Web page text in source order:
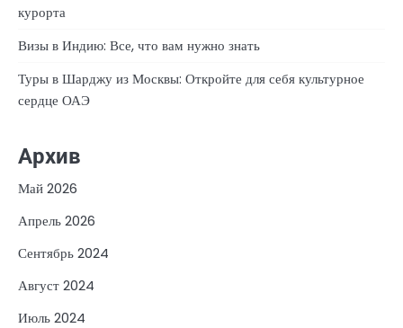
курорта
Визы в Индию: Все, что вам нужно знать
Туры в Шарджу из Москвы: Откройте для себя культурное
сердце ОАЭ
Архив
Май 2026
Апрель 2026
Сентябрь 2024
Август 2024
Июль 2024